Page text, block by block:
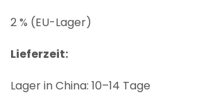
2 % (EU-Lager)
Lieferzeit:
Lager in China: 10–14 Tage